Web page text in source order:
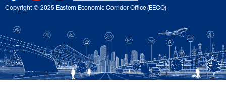
Copyright © 2025 Eastern Economic Corridor Office (EECO)